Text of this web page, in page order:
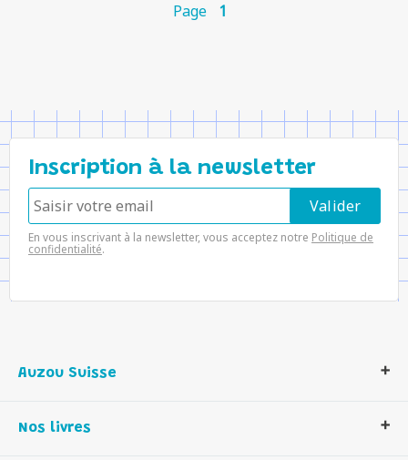
Page 1
Inscription à la newsletter
En vous inscrivant à la newsletter, vous acceptez notre Politique de
confidentialité.
Auzou Suisse
Notre histoire
Nos livres